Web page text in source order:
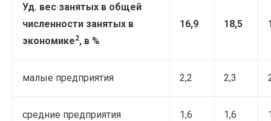
Уд. вес занятых в общей
численности занятых в
экономике2, в %
16,9 18,5
малые предприятия 2,2 2,3
средние предприятия 1,6 1,6